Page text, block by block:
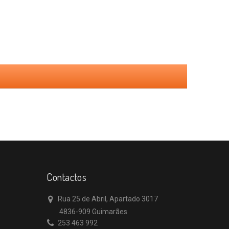
Contactos
Rua 25 de Abril, Apartado 3017
4836-909 Guimarães
253 463 992